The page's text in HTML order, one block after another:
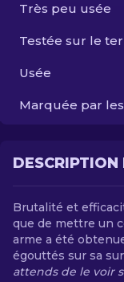
Très peu usée
Testée sur le
Usée
Marquée par
DESCRIPTION
Brutalité et
que de mettre un
arme a été
égouttés sur sa
attends de le voir